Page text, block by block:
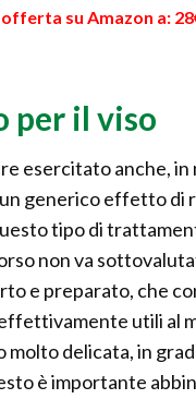
offerta su Amazon a:
per il viso
esercitato anche,
generico effetto di
tipo di
non va
e preparato, che
utili al
molto delicata, in
è importante